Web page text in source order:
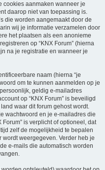
cookies aanmaken wanneer je
daarop niet van toepassing is.
die worden aangemaakt door de
wij je informatie verzamelen door
het plaatsen als een anonieme
op “KNX Forum” (hierna
na je registratie en wanneer je
naam (hierna “je
om te kunnen aanmelden op je
geldig e-mailadres
op “KNX Forum” is beveiligd
waar dit forum gehost wordt.
wachtwoord en je e-mailadres die
is verplicht of optioneel, dat
zelf de mogelijkheid te bepalen
weergegeven. Verder heb je
e-mails die automatisch worden